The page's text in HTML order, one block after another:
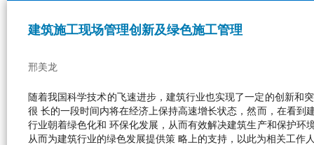
建筑施工现场管理创新及绿色施工管理
邢美龙
随着我国科学技术的飞速进步，建筑行业也实现了一定的创新和
很 长的一段时间内将在经济上保持高速增长状态，然而，在看
行业朝着绿色化和 环保化发展，从而有效解决建筑生产和保护
从而为建筑行业的绿色发展提供策 略上的支持，以此为相关工作